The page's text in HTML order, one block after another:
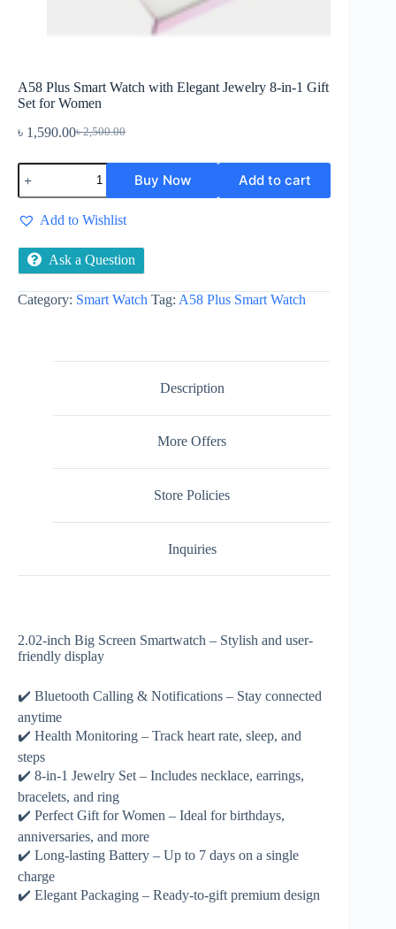
A58 Plus Smart Watch with Elegant Jewelry 8-in-1 Gift
Set for Women
৳2,500.00
Original
৳ 2,500.00.
৳ 1,590.00Current
৳ 1,590.00.
A58
Plus
Smart
Watch
with
Jewelry
8-
in-
1
Women
Buy Now Add to cart
Add to Wishlist
Ask a Question
Category: Smart Watch Tag: A58 Plus Smart Watch
Description
More Offers
Store Policies
Inquiries
2.02-inch Big Screen Smartwatch – Stylish and user-
friendly display
✔️ Bluetooth Calling & Notifications – Stay connected
anytime
✔️ Health Monitoring – Track heart rate, sleep, and
steps
✔️ 8-in-1 Jewelry Set – Includes necklace, earrings,
bracelets, and ring
✔️ Perfect Gift for Women – Ideal for birthdays,
anniversaries, and more
✔️ Long-lasting Battery – Up to 7 days on a single
charge
✔️ Elegant Packaging – Ready-to-gift premium design